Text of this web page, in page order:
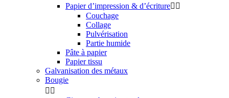
Papier d’impression & d’écriture 
Couchage
Collage
Pulvérisation
Partie humide
Pâte à papier
Papier tissu
Galvanisation des métaux
Bougie
 